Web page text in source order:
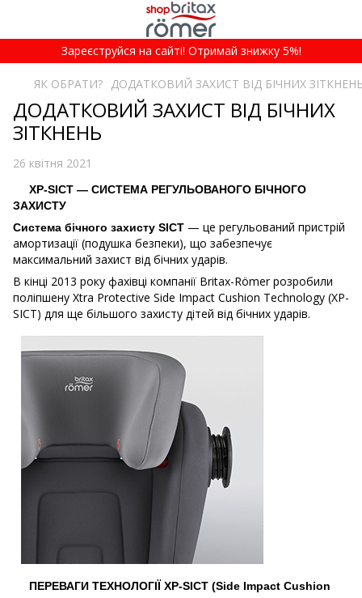
Зареєструйся на сайті! Отримай знижку 5%!
ЯК ОБРАТИ? ДОДАТКОВИЙ ЗАХИСТ ВІД БІЧНИХ
ДОДАТКОВИЙ ЗАХИСТ ВІД БІЧНИХ
ЗІТКНЕНЬ
26 квітня 2021
ХР-SICT — СИСТЕМА РЕГУЛЬОВАНОГО БІЧНОГО
ЗАХИСТУ
Система бічного захисту SICT — це регульований пристрій
амортизації (подушка безпеки), що забезпечує
максимальний захист від бічних ударів.
В кінці 2013 року фахівці компанії Britax-Römer розробили
поліпшену Xtra Protective Side Impact Cushion Technology (XP-
SICT) для ще більшого захисту дітей від бічних ударів.
ПЕРЕВАГИ ТЕХНОЛОГІЇ XP-SICT (Side Impact Cushion